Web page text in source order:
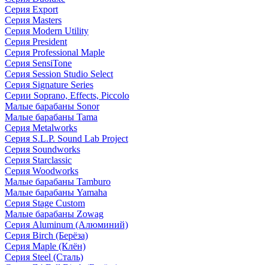
Серия Export
Серия Masters
Серия Modern Utility
Серия President
Серия Professional Maple
Серия SensiTone
Серия Session Studio Select
Серия Signature Series
Серии Soprano, Effects, Piccolo
Малые барабаны Sonor
Малые барабаны Tama
Серия Metalworks
Серия S.L.P. Sound Lab Project
Серия Soundworks
Серия Starclassic
Серия Woodworks
Малые барабаны Tamburo
Малые барабаны Yamaha
Серия Stage Custom
Малые барабаны Zowag
Серия Aluminum (Алюминий)
Серия Birch (Берёза)
Серия Maple (Клён)
Серия Steel (Сталь)